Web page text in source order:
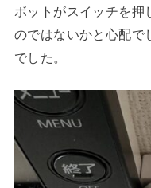
ボットがスイッチを押
のではないかと心配で
でした。